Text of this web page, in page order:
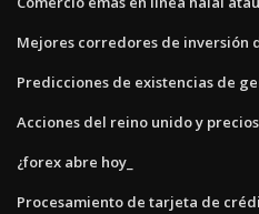
Mejores corredores de inversión
Predicciones de existencias de
Acciones del reino unido y
¿forex abre hoy_
Procesamiento de tarjeta de